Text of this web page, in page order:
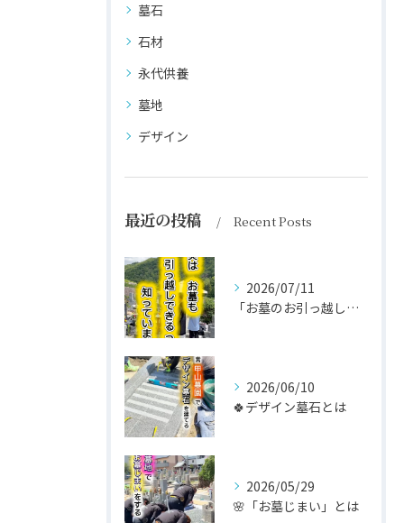
墓石
石材
永代供養
墓地
デザイン
最近の投稿 Recent Posts
2026/07/11
「お墓のお引っ越し」ってご存じですか？😊
2026/06/10
🍀デザイン墓石とは
2026/05/29
🌸「お墓じまい」とは